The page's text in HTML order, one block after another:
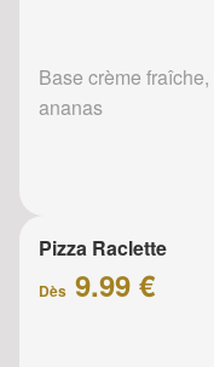
Base crème
ananas
Pizza Raclette
Dès 9.99 €